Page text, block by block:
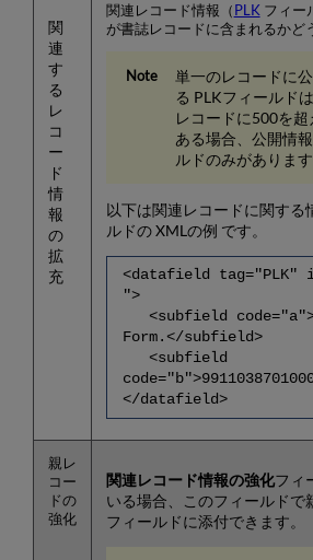
関
連
す
る
レ
コ
ー
ド
情
報
の
拡
充
関連レコード情報（ PLK フィー
が書誌レコードに含まれるかど
単一のレコードに
る PLKフィールド
レコードに500を
ある場合、公開情
ルドのみがあります
以下は関連レコードに関する
ルドの XMLの例 です。
<datafield tag="PLK"
">
<subfield
Form.</subfield>
<subfield
</datafield>
親レ
コー
ドの
強化
関連レコード情報の強化フィ
いる場合、このフィールドで
フィールドに添付できます。